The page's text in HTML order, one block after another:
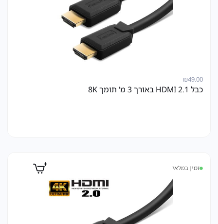
₪49.00
כבל HDMI 2.1 באורך 3 מ' תומך 8K
זמין במלאי